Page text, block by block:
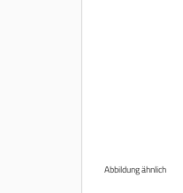
Abbildung ähnlich